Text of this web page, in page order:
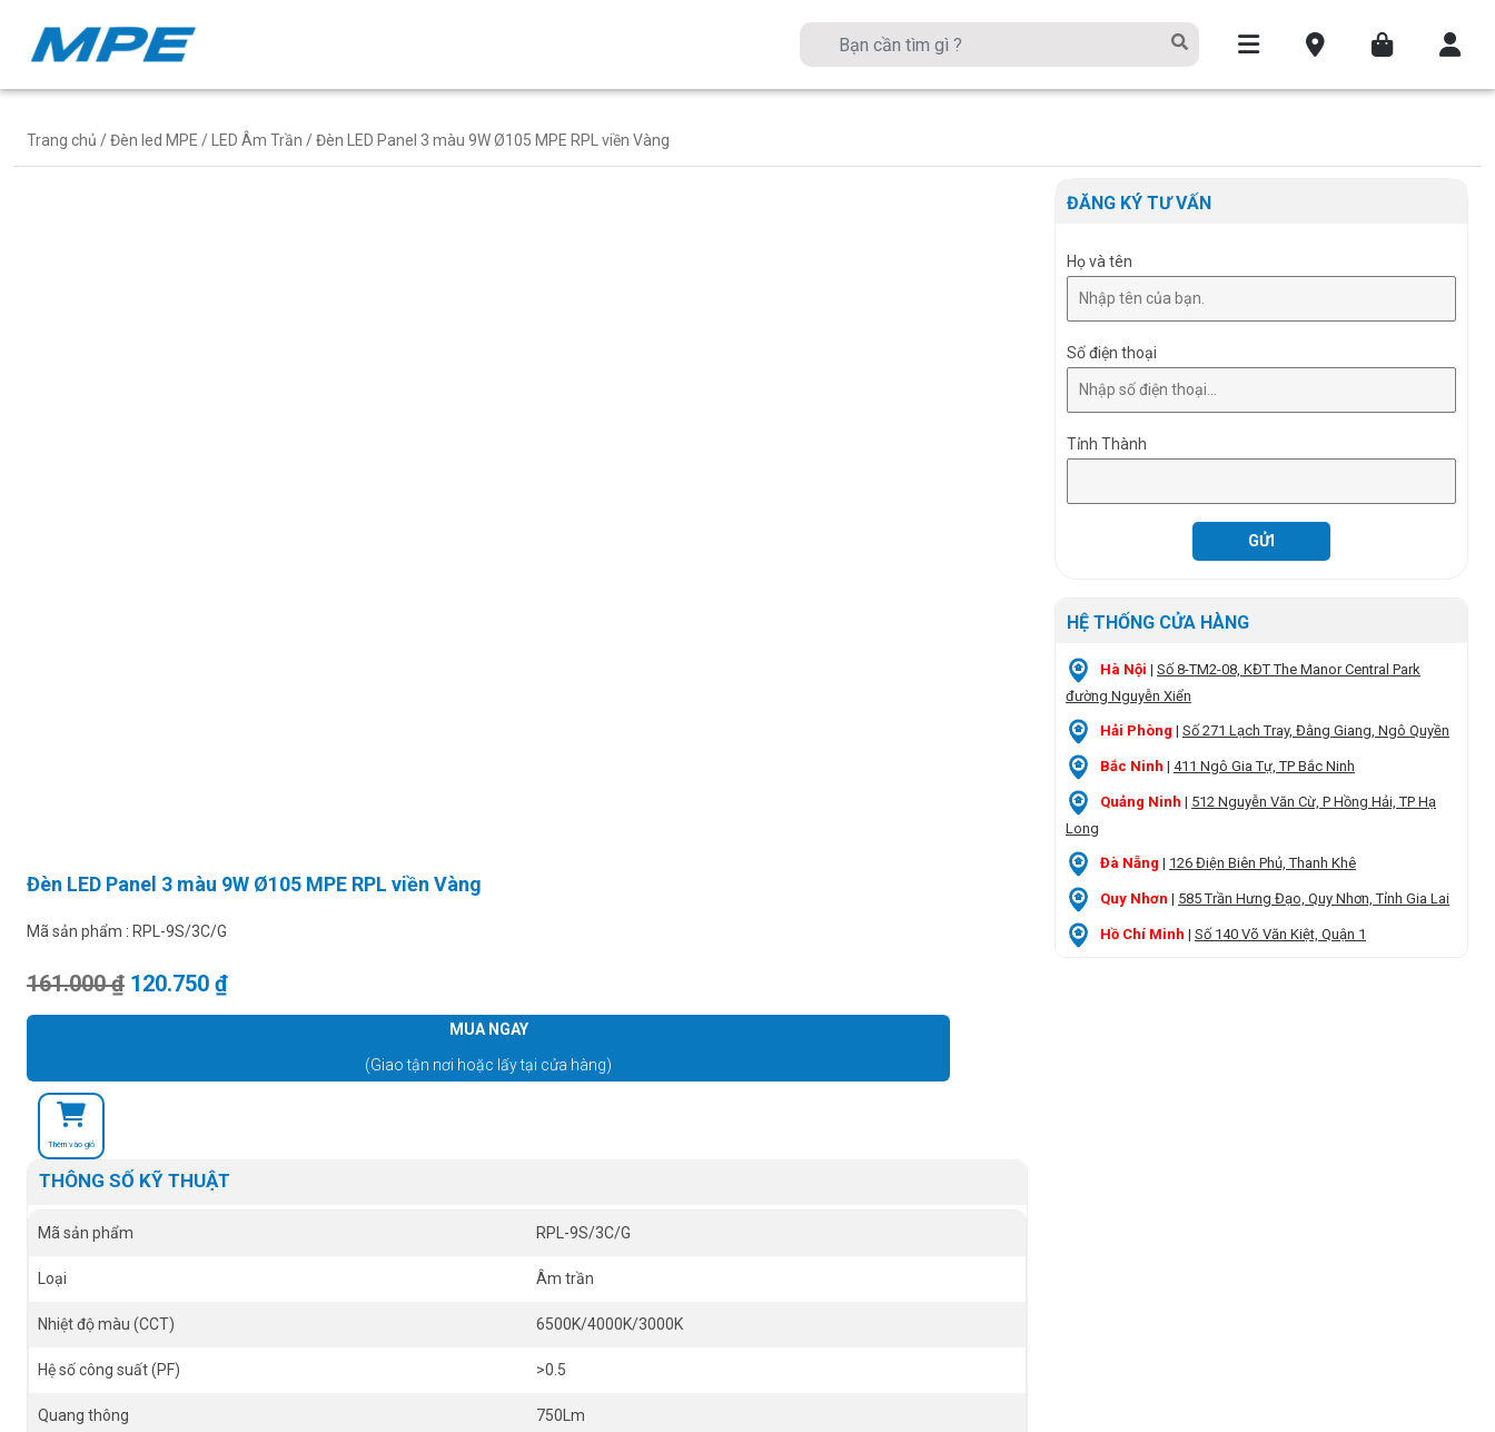
Trang chủ /Đèn led MPE / LED Âm Trần / Đèn LED Panel 3 màu 9W Ø105 MPE RPL viền Vàng
Đèn LED Panel 3 màu 9W Ø105 MPE RPL viền Vàng
Mã sản phẩm : RPL-9S/3C/G
161.000₫ Giá gốc là: 161.000 ₫.
120.750 ₫Giá hiện tại là: 120.750 ₫.
MUA NGAY
(Giao tận nơi hoặc lấy tại cửa hàng)
Thêm vào giỏ
THÔNG SỐ KỸ THUẬT
Mã sản phẩm RPL-9S/3C/G
Loại Âm trần
Nhiệt độ màu (CCT) 6500K/4000K/3000K
Hệ số công suất (PF) >0.5
Quang thông 750Lm
ĐĂNG KÝ TƯ VẤN
Họ và tên
Số điện thoại
Tỉnh Thành
HỆ THỐNG CỬA HÀNG
Hà Nội | Số 8-TM2-08, KĐT The Manor Central Park
đường Nguyễn Xiển
Hải Phòng | Số 271 Lạch Tray, Đằng Giang, Ngô Quyền
Bắc Ninh | 411 Ngô Gia Tự, TP Bắc Ninh
Quảng Ninh | 512 Nguyễn Văn Cừ, P Hồng Hải, TP Hạ
Long
Đà Nẵng | 126 Điện Biên Phủ, Thanh Khê
Quy Nhơn | 585 Trần Hưng Đạo, Quy Nhơn, Tỉnh Gia Lai
Hồ Chí Minh | Số 140 Võ Văn Kiệt, Quận 1